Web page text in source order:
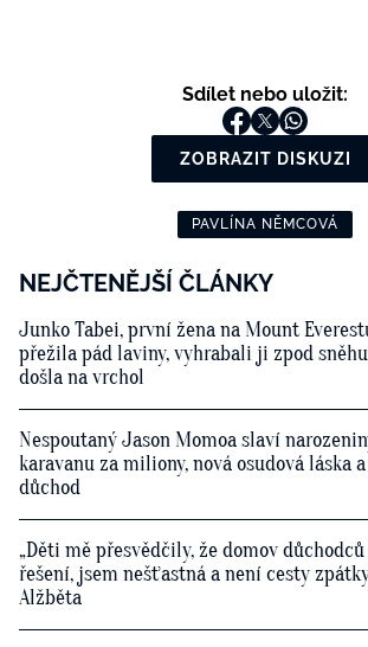
Sdílet nebo uložit:
ZOBRAZIT DISKUZI
PAVLÍNA NĚMCOVÁ
NEJČTENĚJŠÍ ČLÁNKY
Junko Tabei, první žena na Mount
přežila pád laviny, vyhrabali ji zpod
došla na vrchol
Nespoutaný Jason Momoa slaví
karavanu za miliony, nová osudová láska
důchod
„Děti mě přesvědčily, že domov
řešení, jsem nešťastná a není cesty
Alžběta